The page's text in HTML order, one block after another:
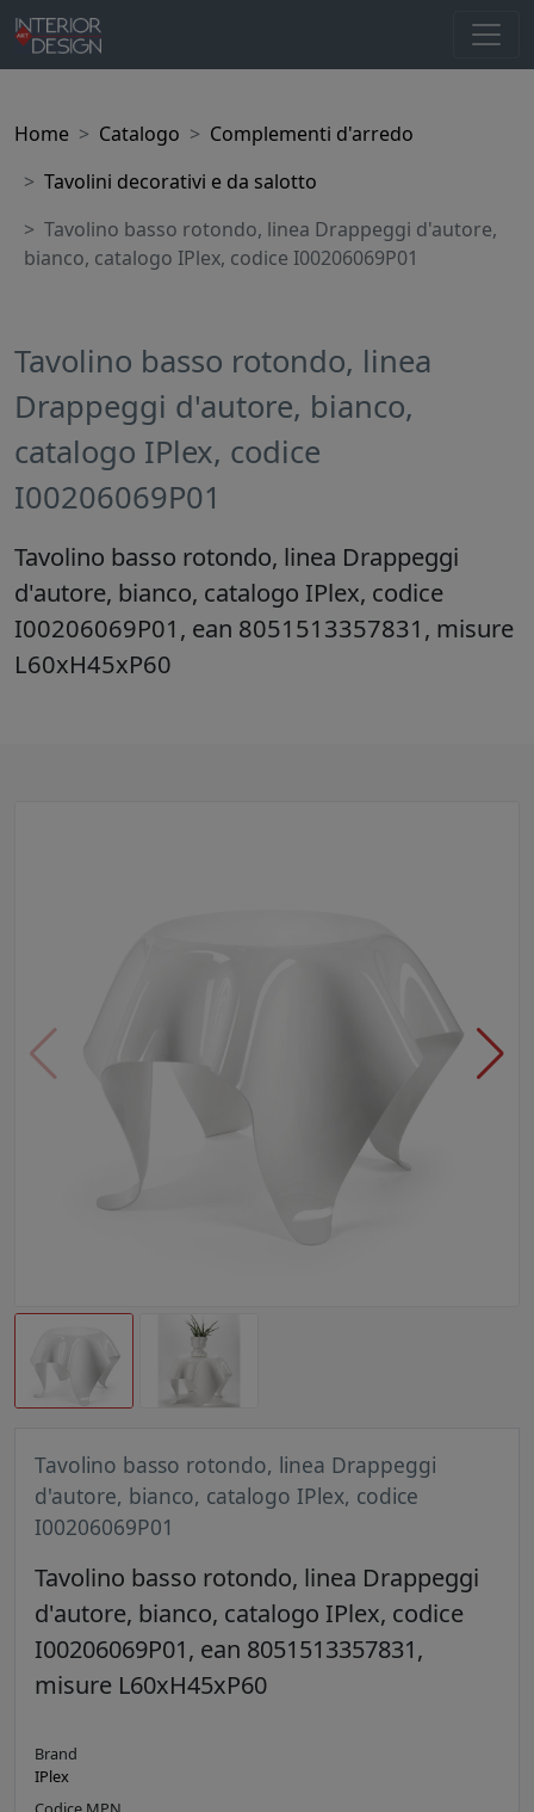
Home Catalogo
Complementi d'arredo
Tavolini decorativi e da salotto
Tavolino basso rotondo, linea Drappeggi d'autore,
bianco, catalogo IPlex, codice I00206069P01
Tavolino basso rotondo, linea
Drappeggi d'autore, bianco,
catalogo IPlex, codice
I00206069P01
Tavolino basso rotondo, linea Drappeggi
d'autore, bianco, catalogo IPlex, codice
I00206069P01, ean 8051513357831, misure
L60xH45xP60
Tavolino basso rotondo, linea Drappeggi
d'autore, bianco, catalogo IPlex, codice
I00206069P01
Tavolino basso rotondo, linea Drappeggi
d'autore, bianco, catalogo IPlex, codice
I00206069P01, ean 8051513357831,
misure L60xH45xP60
Brand
IPlex